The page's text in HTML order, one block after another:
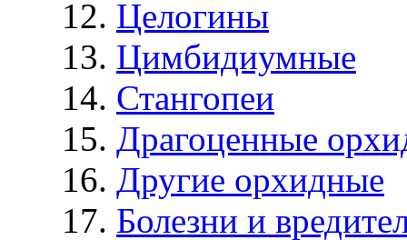
Целогины
Цимбидиумные
Стангопеи
Драгоценные
Другие орхидные
Болезни и